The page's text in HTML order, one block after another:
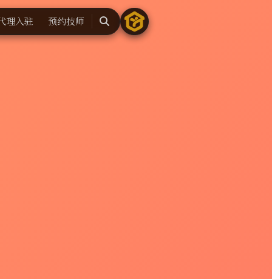
理入驻 预约技师
搜
索